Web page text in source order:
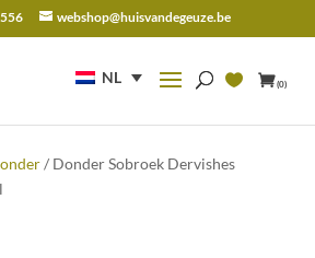
webshop@huisvandegeuze.be
NL (0)
/ Donder Sobroek Dervishes